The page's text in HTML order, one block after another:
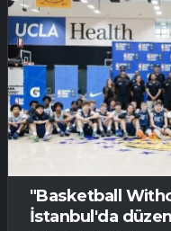
"Basketball
İstanbul'da